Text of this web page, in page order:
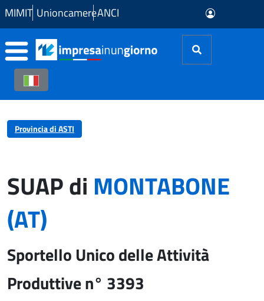
Skip to Main Content
MIMIT UnioncamereANCI
Provincia di ASTI
SUAP di MONTABONE
(AT)
Sportello Unico delle Attività
Produttive n° 3393